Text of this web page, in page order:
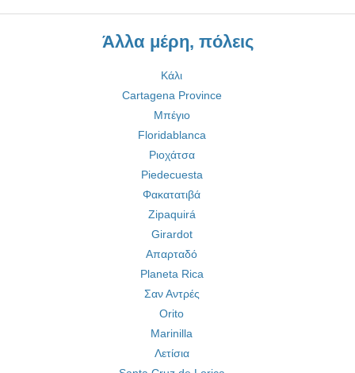
Άλλα μέρη, πόλεις
Κάλι
Cartagena Province
Μπέγιο
Floridablanca
Ριοχάτσα
Piedecuesta
Φακατατιβά
Zipaquirá
Girardot
Απαρταδό
Planeta Rica
Σαν Αντρές
Orito
Marinilla
Λετίσια